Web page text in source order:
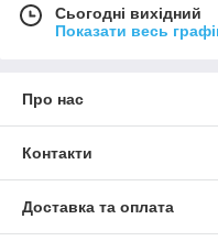
Сьогодні вихідний
Показати весь
Про нас
Контакти
Доставка та оплата